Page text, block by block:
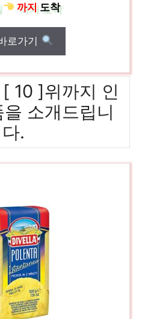
까지도착
로가기
10 ]위까지 인
소개드립니
다.